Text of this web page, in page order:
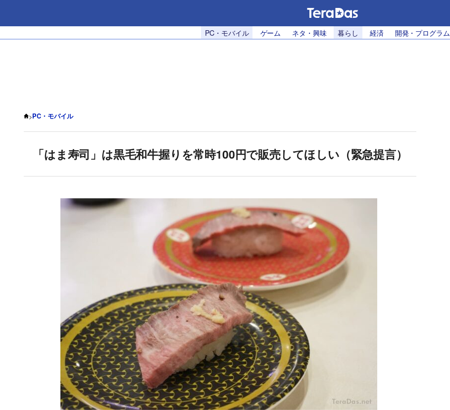
PC・モバイル ゲーム ネタ・興味 暮らし 経済 開発・プログラム
>PC・モバイル
「はま寿司」は黒毛和牛握りを常時100円で販売してほしい（緊急提言）